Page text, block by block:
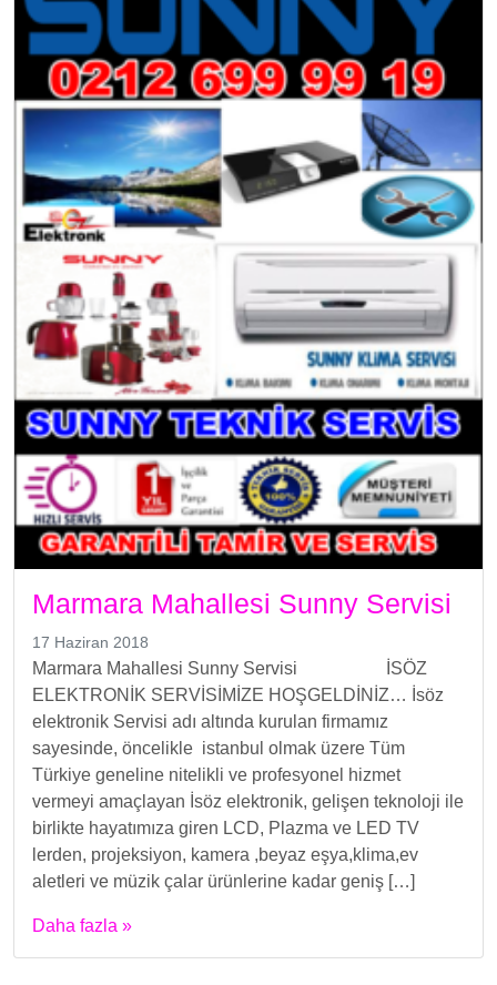
Marmara Mahallesi Sunny Servisi
17 Haziran 2018
Marmara Mahallesi Sunny Servisi İSÖZ
ELEKTRONİK SERVİSİMİZE HOŞGELDİNİZ… İsöz
elektronik Servisi adı altında kurulan firmamız
sayesinde, öncelikle istanbul olmak üzere Tüm
Türkiye geneline nitelikli ve profesyonel hizmet
vermeyi amaçlayan İsöz elektronik, gelişen teknoloji ile
birlikte hayatımıza giren LCD, Plazma ve LED TV
lerden, projeksiyon, kamera ,beyaz eşya,klima,ev
aletleri ve müzik çalar ürünlerine kadar geniş […]
Daha fazla »